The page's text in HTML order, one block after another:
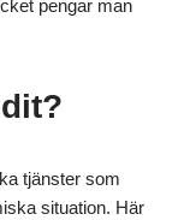
pengar man
tjänster som
situation. Här